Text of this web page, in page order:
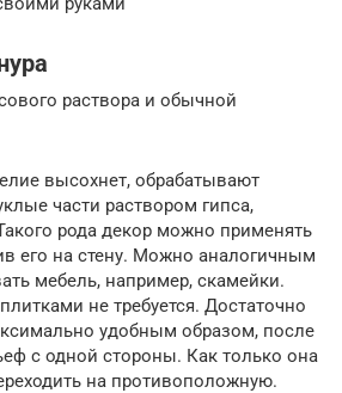
раствора и обычной
высохнет, обрабатывают
части раствором гипса,
рода декор можно применять
его на стену. Можно аналогичным
мебель, например, скамейки.
не требуется. Достаточно
удобным образом, после
с одной стороны. Как только она
на противоположную.